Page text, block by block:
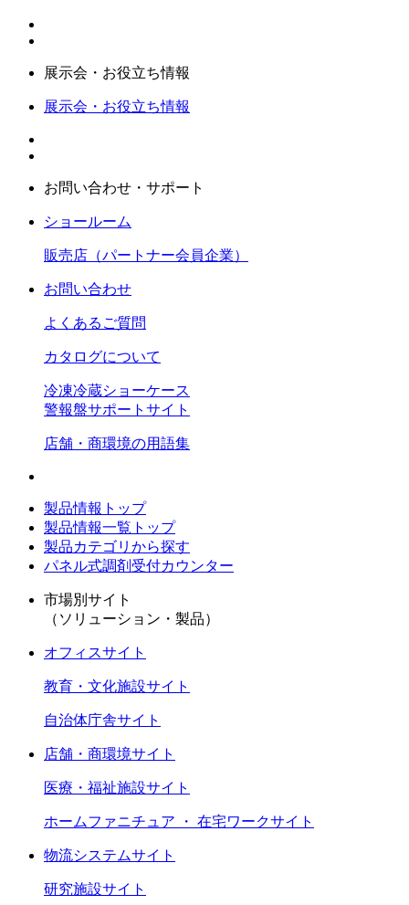
展示会・お役立ち情報
展示会・お役立ち情報
お問い合わせ・サポート
ショールーム
販売店（パートナー会員企業）
お問い合わせ
よくあるご質問
カタログについて
冷凍冷蔵ショーケース
警報盤サポートサイト
店舗・商環境の用語集
製品情報トップ
製品情報一覧トップ
製品カテゴリから探す
パネル式調剤受付カウンター
市場別サイト
（ソリューション・製品）
オフィスサイト
教育・文化施設サイト
自治体庁舎サイト
店舗・商環境サイト
医療・福祉施設サイト
ホームファニチュア ・ 在宅ワークサイト
物流システムサイト
研究施設サイト